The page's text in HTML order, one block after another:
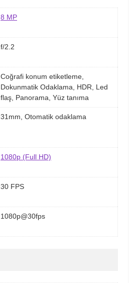
8 MP
f/2.2
Coğrafi konum etiketleme,
Dokunmatik Odaklama, HDR, Led
flaş, Panorama, Yüz tanıma
31mm, Otomatik odaklama
1080p (Full HD)
30 FPS
1080p@30fps